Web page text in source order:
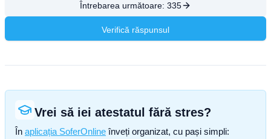
Întrebarea următoare: 335
Verifică răspunsul
Vrei să iei atestatul fără stres?
În aplicația SoferOnline înveți organizat, cu pași simpli: